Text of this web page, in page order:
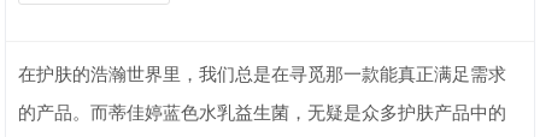
在护肤的浩瀚世界里，我们总是在寻觅那一款能真正满足需求
的产品。而蒂佳婷蓝色水乳益生菌，无疑是众多护肤产品中的